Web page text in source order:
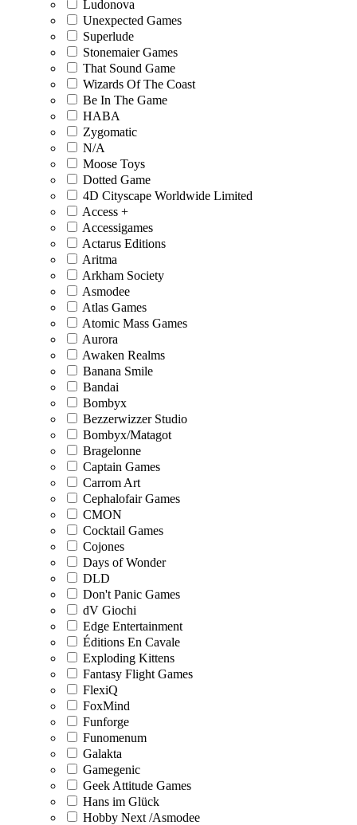
Ludonova
Unexpected Games
Superlude
Stonemaier Games
That Sound Game
Wizards Of The Coast
Be In The Game
HABA
Zygomatic
N/A
Moose Toys
Dotted Game
4D Cityscape Worldwide Limited
Access +
Accessigames
Actarus Editions
Aritma
Arkham Society
Asmodee
Atlas Games
Atomic Mass Games
Aurora
Awaken Realms
Banana Smile
Bandai
Bombyx
Bezzerwizzer Studio
Bombyx/Matagot
Bragelonne
Captain Games
Carrom Art
Cephalofair Games
CMON
Cocktail Games
Cojones
Days of Wonder
DLD
Don't Panic Games
dV Giochi
Edge Entertainment
Éditions En Cavale
Exploding Kittens
Fantasy Flight Games
FlexiQ
FoxMind
Funforge
Funomenum
Galakta
Gamegenic
Geek Attitude Games
Hans im Glück
Hobby Next /Asmodee